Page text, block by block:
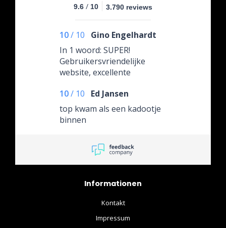
9.6 / 10 3.790 reviews
10/ 10
Gino Engelhardt
In 1 woord: SUPER!
Gebruikersvriendelijke
website, excellente
verzending en een super
aanbod voor de
verzamelaars. Het pre-
Moviestore!!
10/ 10
Ed Jansen
top kwam als een kadootje
binnen
Informationen
Kontakt
Impressum